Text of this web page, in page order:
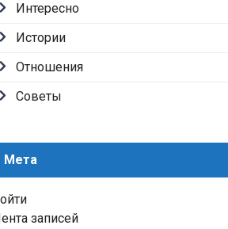
Интересно
Истории
Отношения
Советы
Мета
записей